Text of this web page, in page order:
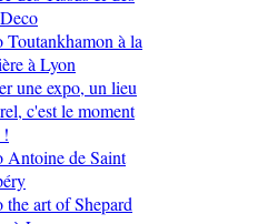
Toutankhamon à la
à Lyon
une expo, un lieu
c'est le moment
Antoine de Saint
the art of Shepard